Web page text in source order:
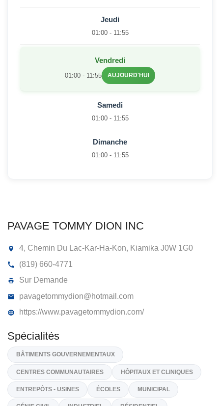
PAVAGE TOMMY DION INC
(819) 660-4771
Sur Demande
pavagetommydion@hotmail.com
https://www.pavagetommydion.com/
Jeudi
01:00 - 11:55
Vendredi
01:00 - 11:55 AUJOURD'HUI
Samedi
01:00 - 11:55
Dimanche
01:00 - 11:55